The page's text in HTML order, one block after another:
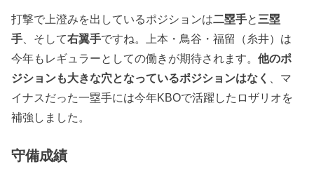
打撃で上澄みを出しているポジションは二塁手と 三塁
手 、そして右翼手ですね。上本・鳥谷・福留（糸井）は
今年もレギュラーとしての働きが期待されます。他のポ
ジションも大きな穴となっているポジションはなく
、マ
イナスだった一塁手には今年KBOで活躍したロザリオを
補強しました。
守備成績